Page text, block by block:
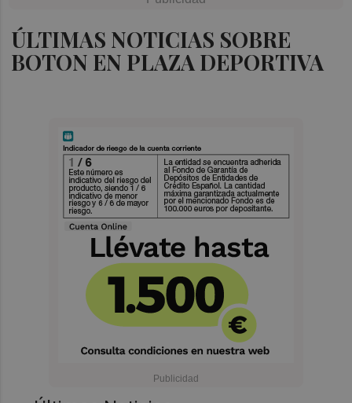
ÚLTIMAS NOTICIAS SOBRE
BOTON EN PLAZA DEPORTIVA